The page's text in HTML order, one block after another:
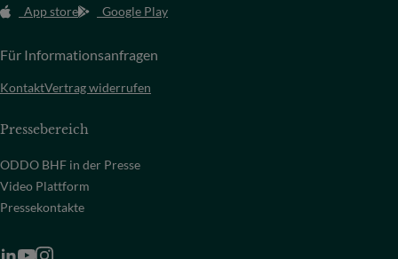
App store Google Play
Für Informationsanfragen
KontaktVertrag widerrufen
Pressebereich
ODDO BHF in der Presse
Video Plattform
Pressekontakte